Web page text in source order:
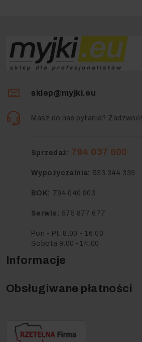
Informacje
Obsługiwane płatności
sklep@myjki.eu
Masz do nas pytania? Zadzwoń!
Sprzedaż: 794 037 600
Wypożyczalnia: 533 344 339
BOK: 794 040 903
Serwis: 575 877 677
Pon - Pt. 8:00 - 16:00
Sobota 9:00 -14:00